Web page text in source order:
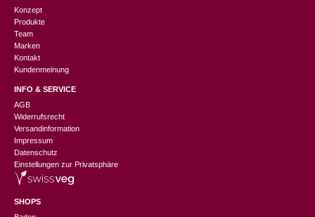
Konzept
Produkte
Team
Marken
Kontakt
Kundenmeinung
INFO & SERVICE
AGB
Widerrufsrecht
Versandinformation
Impressum
Datenschutz
Einstellungen zur Privatsphäre
SHOPS